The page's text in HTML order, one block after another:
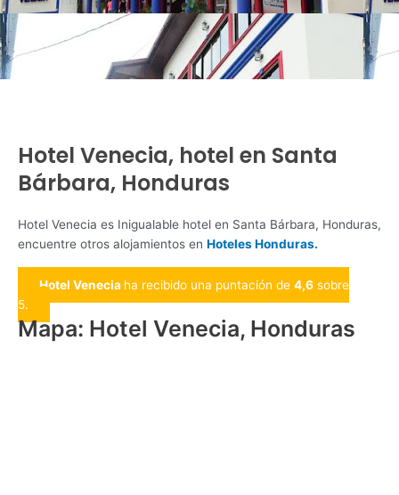
Hotel Venecia, hotel en Santa
Bárbara, Honduras
Hotel Venecia es Inigualable hotel en Santa Bárbara, Honduras,
encuentre otros alojamientos en Hoteles Honduras.
Hotel Venecia ha recibido una puntación de 4,6 sobre
5.
Mapa: Hotel Venecia, Honduras